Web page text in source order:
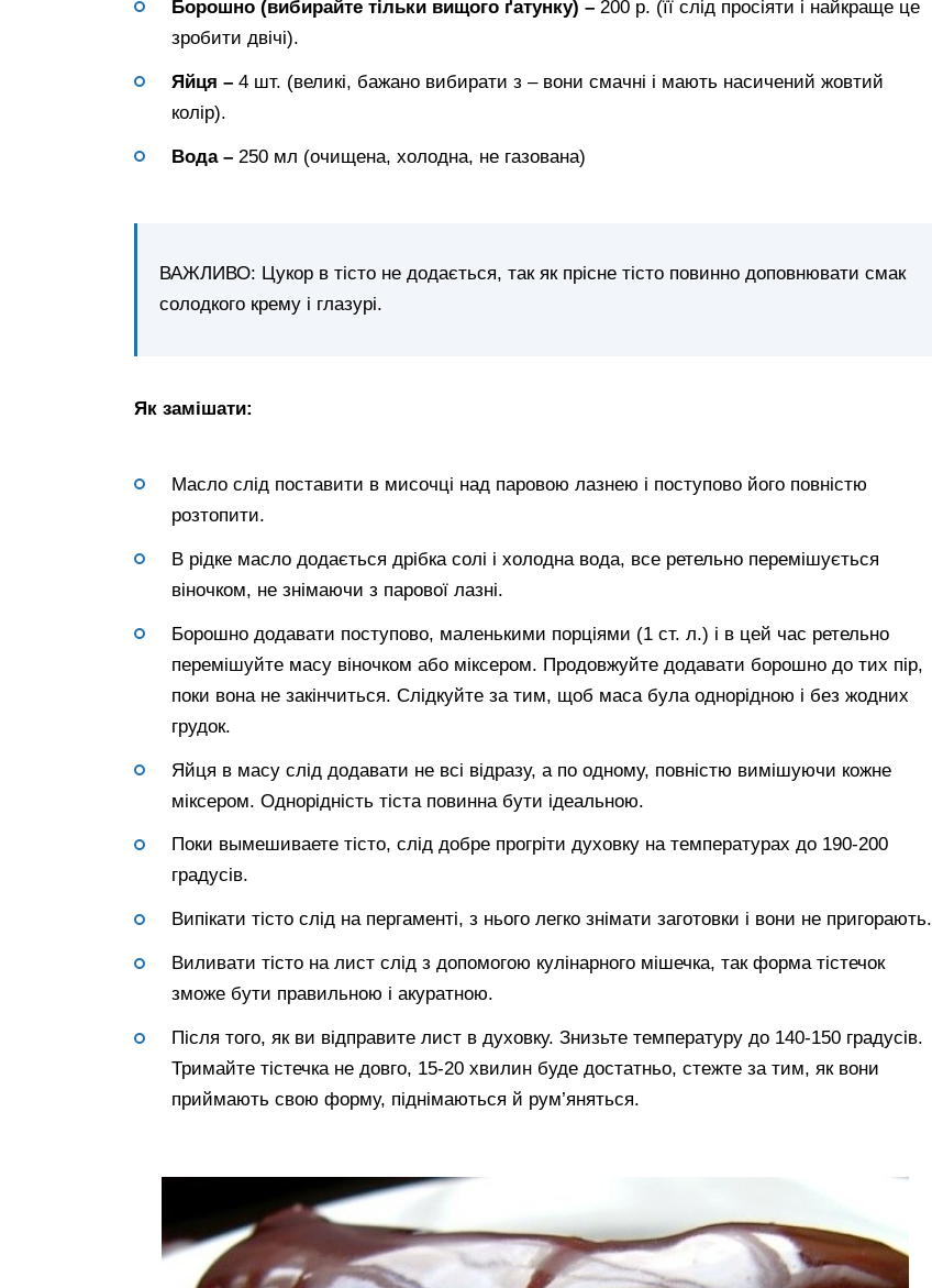
Борошно (вибирайте тільки вищого ґатунку) – 200 р. (її слід просіяти і найкраще це
зробити двічі).
Яйця – 4 шт. (великі, бажано вибирати з – вони смачні і мають насичений жовтий
колір).
Вода – 250 мл (очищена, холодна, не газована)
ВАЖЛИВО: Цукор в тісто не додається, так як прісне тісто повинно доповнювати смак
солодкого крему і глазурі.
Як замішати:
Масло слід поставити в мисочці над паровою лазнею і поступово його повністю
розтопити.
В рідке масло додається дрібка солі і холодна вода, все ретельно перемішується
віночком, не знімаючи з парової лазні.
Борошно додавати поступово, маленькими порціями (1 ст. л.) і в цей час ретельно
перемішуйте масу віночком або міксером. Продовжуйте додавати борошно до тих пір,
поки вона не закінчиться. Слідкуйте за тим, щоб маса була однорідною і без жодних
грудок.
Яйця в масу слід додавати не всі відразу, а по одному, повністю вимішуючи кожне
міксером. Однорідність тіста повинна бути ідеальною.
Поки вымешиваете тісто, слід добре прогріти духовку на температурах до 190-200
градусів.
Випікати тісто слід на пергаменті, з нього легко знімати заготовки і вони не пригорають.
Виливати тісто на лист слід з допомогою кулінарного мішечка, так форма тістечок
зможе бути правильною і акуратною.
Після того, як ви відправите лист в духовку. Знизьте температуру до 140-150 градусів.
Тримайте тістечка не довго, 15-20 хвилин буде достатньо, стежте за тим, як вони
приймають свою форму, піднімаються й рум’яняться.